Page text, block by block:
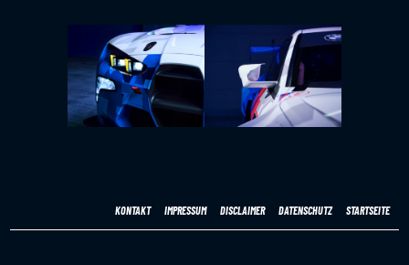
STARTSEITE
DATENSCHUTZ
DISCLAIMER
IMPRESSUM
KONTAKT